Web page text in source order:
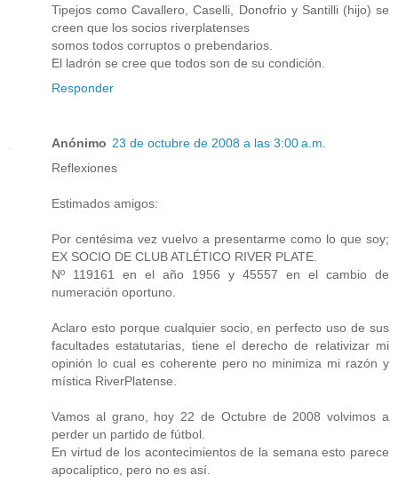
Tipejos como Cavallero, Caselli, Donofrio y Santilli (hijo) se
creen que los socios riverplatenses
somos todos corruptos o prebendarios.
El ladrón se cree que todos son de su condición.
Responder
Anónimo 23 de octubre de 2008 a las 3:00 a.m.
Reflexiones
Estimados amigos:
Por centésima vez vuelvo a presentarme como lo que soy;
EX SOCIO DE CLUB ATLÉTICO RIVER PLATE.
Nº 119161 en el año 1956 y 45557 en el cambio de
numeración oportuno.
Aclaro esto porque cualquier socio, en perfecto uso de sus
facultades estatutarias, tiene el derecho de relativizar mi
opinión lo cual es coherente pero no minimiza mi razón y
mística RiverPlatense.
Vamos al grano, hoy 22 de Octubre de 2008 volvimos a
perder un partido de fútbol.
En virtud de los acontecimientos de la semana esto parece
apocalíptico, pero no es así.